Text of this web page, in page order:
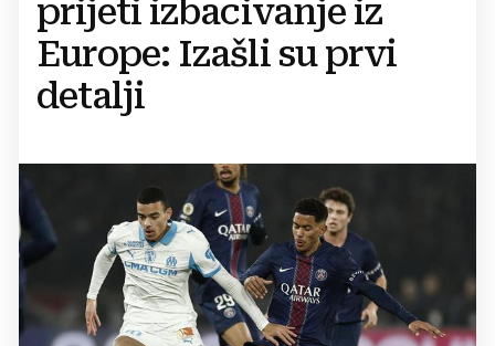
prijeti izbacivanje iz
Europe: Izašli su prvi
detalji